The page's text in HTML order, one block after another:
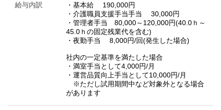
給与内訳
・基本給 190,000円
・介護職員支援手当手当 30,000円
・管理者手当 80,000～120,000円(40.0ｈ～
45.0ｈの固定残業代を含む)
・夜勤手当 8,000円/回(発生した場合)
社内の一定基準を満たした場合
・満室手当として4,000円/月
・運営品質向上手当として10,000円/月
※ただし試用期間中など対象外となる場合
があります